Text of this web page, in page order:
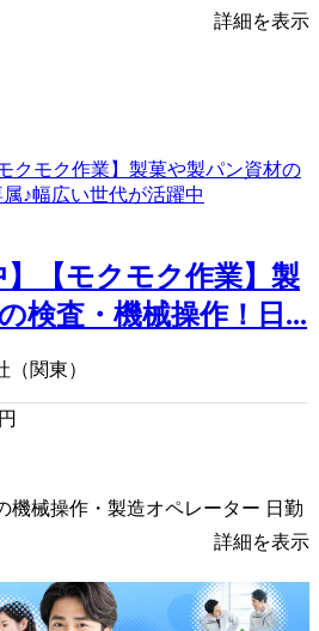
詳細を表示
】【モクモク作業】製
検査・機械操作！日...
関東）
円
機械操作・製造オペレーター 日勤
詳細を表示